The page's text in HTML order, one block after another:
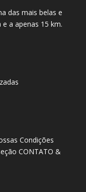
das mais belas e
a apenas 15 km.
Condições
CONTATO &